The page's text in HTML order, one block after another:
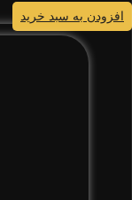
افزودن به سبد خرید